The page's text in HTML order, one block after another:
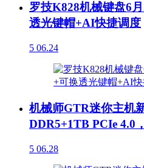
罗技K828机械键盘6
透光键帽+AI快捷调度
5 06.24
机械师GTR迷你主机
DDR5+1TB PCIe 4.0
5 06.28